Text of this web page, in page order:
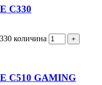
C330
количина
C510 GAMING